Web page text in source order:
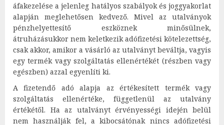
áfakezelése a jelenleg hatályos szabályok és joggyakorlat
alapján meglehetősen kedvező. Mivel az utalványok
pénzhelyettesítő eszköznek minősülnek,
átruházásukkor nem keletkezik adófizetési kötelezettség,
csak akkor, amikor a vásárló az utalványt beváltja, vagyis
egy termék vagy szolgáltatás ellenértékét (részben vagy
egészben) azzal egyenlíti ki.
A fizetendő adó alapja az értékesített termék vagy
szolgáltatás ellenértéke, függetlenül az utalvány
értékétől. Ha az utalványt érvényességi idején belül
nem használják fel, a kibocsátónak nincs adófizetési